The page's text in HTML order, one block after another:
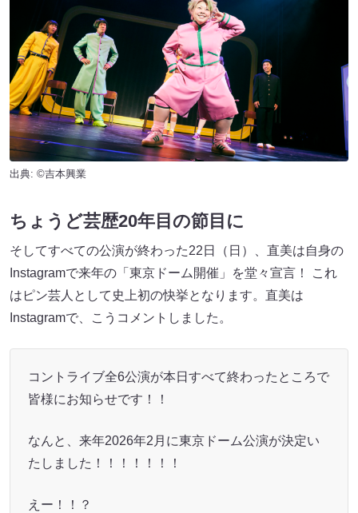
出典: ©吉本興業
ちょうど芸歴20年目の節目に
そしてすべての公演が終わった22日（日）、直美は自身の
Instagramで来年の「東京ドーム開催」を堂々宣言！ これ
はピン芸人として史上初の快挙となります。直美は
Instagramで、こうコメントしました。
コントライブ全6公演が本日すべて終わったところで
皆様にお知らせです！！
なんと、来年2026年2月に東京ドーム公演が決定い
たしました！！！！！！！
えー！！？